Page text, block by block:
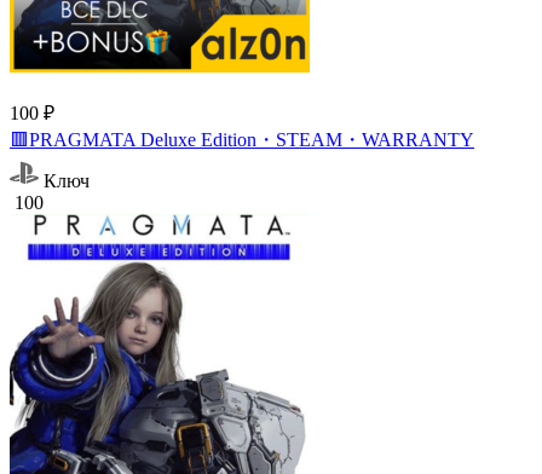
100 ₽
🟥PRAGMATA Deluxe Edition・STEAM・WARRANTY
Ключ
100